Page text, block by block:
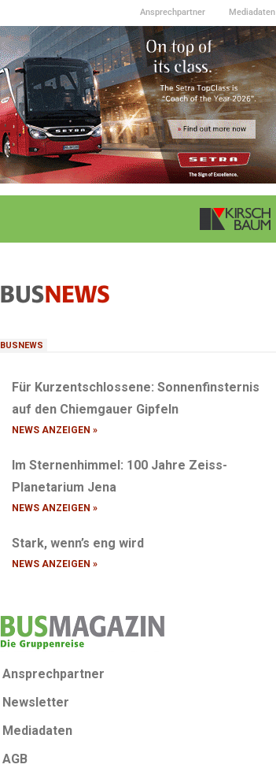
Ansprechpartner Mediadaten
BUSNEWS
Für Kurzentschlossene: Sonnenfinsternis
auf den Chiemgauer Gipfeln
NEWS ANZEIGEN »
Im Sternenhimmel: 100 Jahre Zeiss-
Planetarium Jena
NEWS ANZEIGEN »
Stark, wenn’s eng wird
NEWS ANZEIGEN »
Ansprechpartner
Newsletter
Mediadaten
AGB